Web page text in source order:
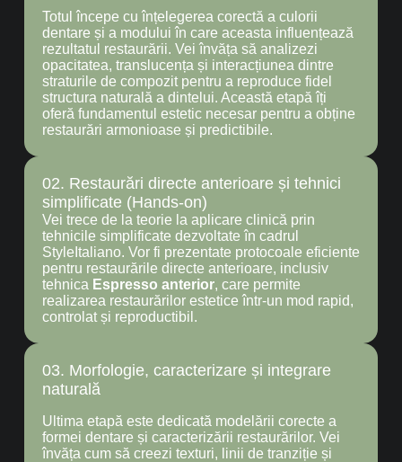
Totul începe cu înțelegerea corectă a culorii
dentare și a modului în care aceasta influențează
rezultatul restaurării. Vei învăța să analizezi
opacitatea, translucența și interacțiunea dintre
straturile de compozit pentru a reproduce fidel
structura naturală a dintelui. Această etapă îți
oferă fundamentul estetic necesar pentru a obține
restaurări armonioase și predictibile.
02. Restaurări directe anterioare și tehnici
simplificate (Hands-on)
Vei trece de la teorie la aplicare clinică prin
tehnicile simplificate dezvoltate în cadrul
StyleItaliano. Vor fi prezentate protocoale eficiente
pentru restaurările directe anterioare, inclusiv
tehnica Espresso anterior, care permite
realizarea restaurărilor estetice într-un mod rapid,
controlat și reproductibil.
03. Morfologie, caracterizare și integrare
naturală
Ultima etapă este dedicată modelării corecte a
formei dentare și caracterizării restaurărilor. Vei
învăța cum să creezi texturi, linii de tranziție și